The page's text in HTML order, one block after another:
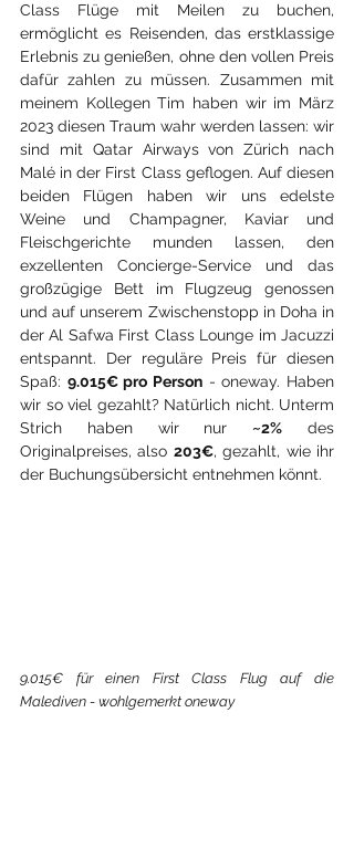
Class Flüge mit Meilen zu buchen,
ermöglicht es Reisenden, das erstklassige
Erlebnis zu genießen, ohne den vollen Preis
dafür zahlen zu müssen. Zusammen mit
meinem Kollegen Tim haben wir im März
2023 diesen Traum wahr werden lassen: wir
sind mit Qatar Airways von Zürich nach
Malé in der First Class geflogen. Auf diesen
beiden Flügen haben wir uns edelste
Weine und Champagner, Kaviar und
Fleischgerichte munden lassen, den
exzellenten Concierge-Service und das
großzügige Bett im Flugzeug genossen
und auf unserem Zwischenstopp in Doha in
der Al Safwa First Class Lounge im Jacuzzi
entspannt. Der reguläre Preis für diesen
Spaß: 9.015€ pro Person - oneway. Haben
wir so viel gezahlt? Natürlich nicht. Unterm
Strich haben wir nur ~2% des
Originalpreises, also 203€, gezahlt, wie ihr
der Buchungsübersicht entnehmen könnt.
9.015€ für einen First Class Flug auf die
Malediven - wohlgemerkt oneway